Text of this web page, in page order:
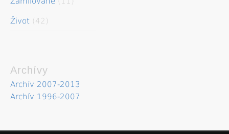
Život (42)
Archívy
Archív 2007-2013
Archív 1996-2007